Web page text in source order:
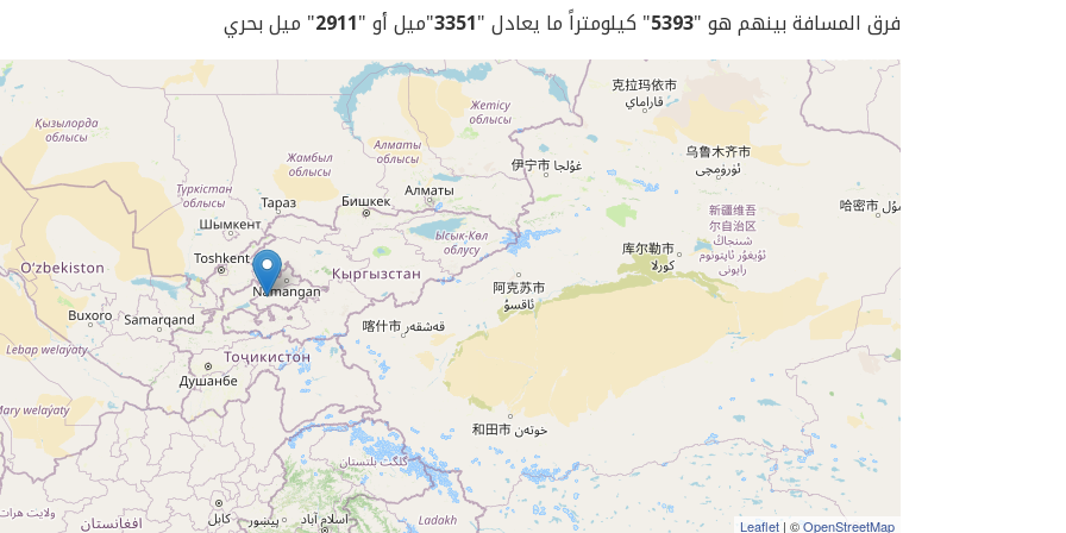
فرق المسافة بينهم هو "5393" كيلومتراً ما يعادل "3351"ميل أو "2911" ميل بحري
Leaflet | ©OpenStreetMap